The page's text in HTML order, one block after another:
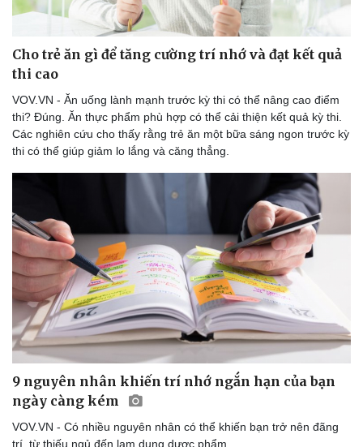
Du lịch
Tư vấn
Săn Tour
check-in
Podcast
Câu chuyện thời sự
Đọc truyện đêm khuya
Cửa sổ tình yêu
Kể chuyện cho bé
Hạt giống tâm hồn
Cho trẻ ăn gì để tăng cường trí nhớ và đạt kết quả
thi cao
VOV.VN - Ăn uống lành mạnh trước kỳ thi có thể nâng cao điểm
thi? Đúng. Ăn thực phẩm phù hợp có thể cải thiện kết quả kỳ thi.
Các nghiên cứu cho thấy rằng trẻ ăn một bữa sáng ngon trước kỳ
thi có thể giúp giảm lo lắng và căng thẳng.
9 nguyên nhân khiến trí nhớ ngắn hạn của bạn
ngày càng kém
VOV.VN - Có nhiều nguyên nhân có thể khiến bạn trở nên đãng
trí, từ thiếu ngủ đến lạm dụng dược phẩm.